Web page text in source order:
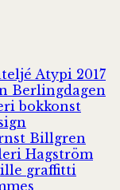
Atypi 2017
Berlingdagen
bokkonst
Billgren
Hagström
graffitti